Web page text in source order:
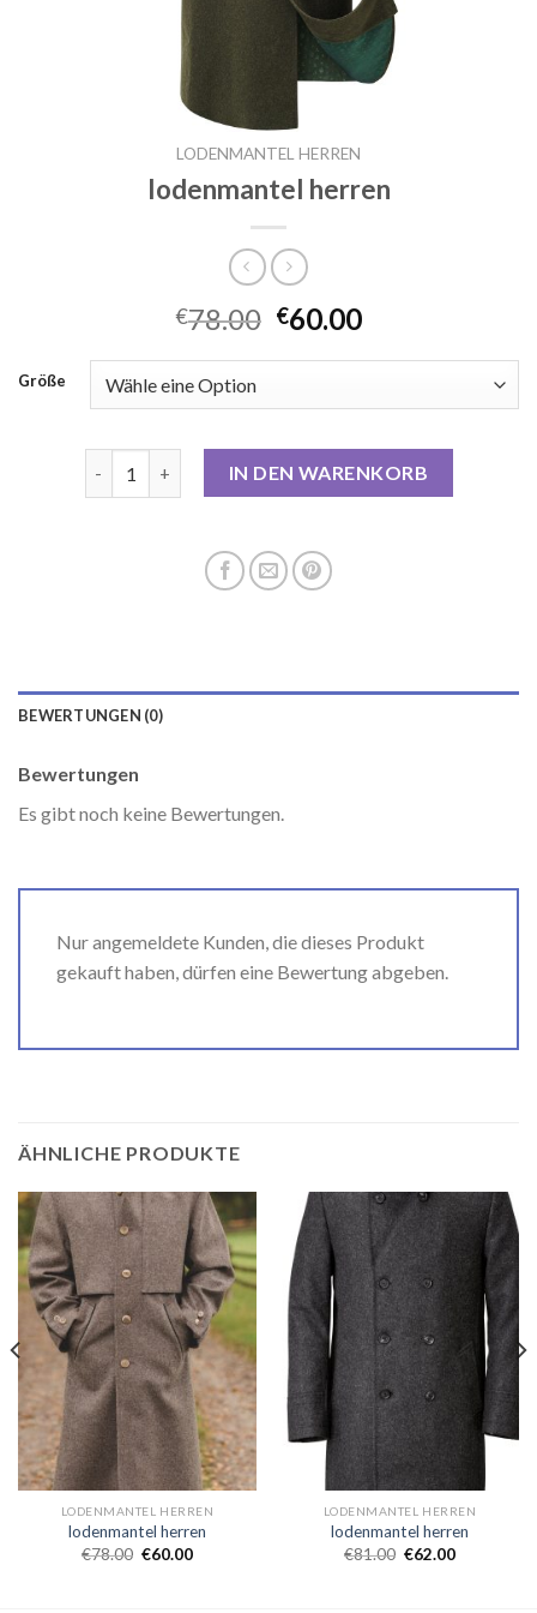
LODENMANTEL HERREN
lodenmantel herren
€78.00 €60.00
Größe
lodenmantel herren MengeIN DEN WARENKORB
BEWERTUNGEN (0)
Bewertungen
Es gibt noch keine Bewertungen.
Nur angemeldete Kunden, die dieses Produkt
gekauft haben, dürfen eine Bewertung abgeben.
ÄHNLICHE PRODUKTE
LODENMANTEL HERREN
lodenmantel herren
€78.00 €60.00
LODENMANTEL HERREN
lodenmantel herren
€81.00 €62.00